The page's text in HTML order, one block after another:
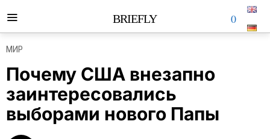
BRIEFLY 0
МИР
Почему США внезапно
заинтересовались
выборами нового Папы